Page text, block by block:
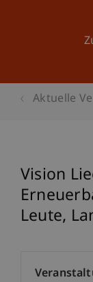
Aktuelle
Vision
Leute,